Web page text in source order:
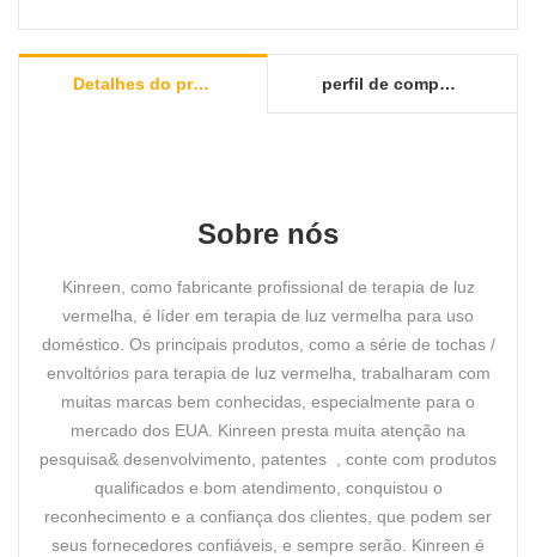
Detalhes do produto perfil de companhia
Sobre nós
Kinreen, como fabricante profissional de terapia de luz
vermelha, é líder em terapia de luz vermelha para uso
doméstico. Os principais produtos, como a série de tochas /
envoltórios para terapia de luz vermelha, trabalharam com
muitas marcas bem conhecidas, especialmente para o
mercado dos EUA. Kinreen presta muita atenção na
pesquisa& desenvolvimento, patentes , conte com produtos
qualificados e bom atendimento, conquistou o
reconhecimento e a confiança dos clientes, que podem ser
seus fornecedores confiáveis, e sempre serão. Kinreen é